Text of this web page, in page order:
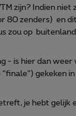
zijn? Indien
80 zenders) en
zou op
- is hier dan weer
gekeken
je hebt gelijk